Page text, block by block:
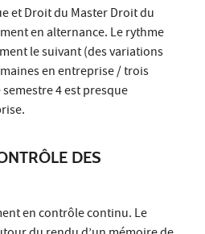
et Droit du Master Droit du
en alternance. Le rythme
le suivant (des variations
en entreprise / trois
4 est presque
DES
en contrôle continu. Le